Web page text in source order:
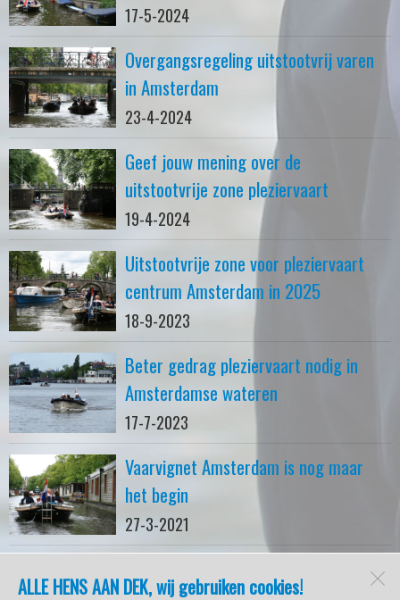
ALLE HENS AAN DEK, wij gebruiken cookies!
17-5-2024
Overgangsregeling uitstootvrij varen
in Amsterdam
23-4-2024
Geef jouw mening over de
uitstootvrije zone pleziervaart
19-4-2024
Uitstootvrije zone voor pleziervaart
centrum Amsterdam in 2025
18-9-2023
Beter gedrag pleziervaart nodig in
Amsterdamse wateren
17-7-2023
Vaarvignet Amsterdam is nog maar
het begin
27-3-2021
watersport-tv